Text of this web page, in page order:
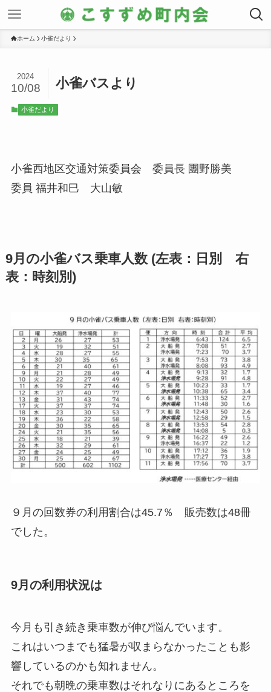
ホーム 小雀だより
小雀バスより
2024
10/08
小雀だより
小雀西地区交通対策委員会 委員長 團野勝美
委員 福井和巳 大山敏
9月の小雀バス乗車人数 (左表：日別 右
表：時刻別)
９月の回数券の利用割合は45.7％ 販売数は48冊
でした。
9月の利用状況は
今月も引き続き乗車数が伸び悩んでいます。
これはいつまでも猛暑が収まらなかったことも影
響しているのかも知れません。
それでも朝晩の乗車数はそれなりにあるところを